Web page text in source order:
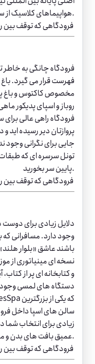
هواپیماهای کلاسیک از سقف آویزان هستند.
فرودگاه چانگی به خاطر
فهرست قرار می گیرد.
مخصوص کاکتوس و باغ
روباز و اسپای پدیکور
فرودگاه راهی عالی
پروازتان دیر رسیده اید
جایی برای نگرانی وجود
تونل سرسره ای که طبقات
پایین سر بخورید.
دلایل زیادی برای دوست
وجود دارد. مسافرانی که
باشند عاشق «بلوار
نسخه ای مینیاتوری از
دستگاه های لمسی وجود
سالن های اسپا داخل
زیادی برای انتخاب شما
عمیق بافت های بدن و ماساژ انرژی بخش صورت.